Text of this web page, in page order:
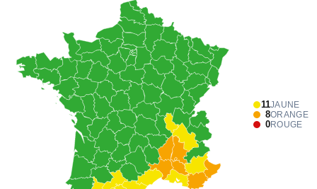
11JAUNE
8ORANGE
0ROUGE